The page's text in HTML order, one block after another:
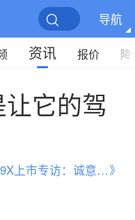
导航
资讯 报价 降
它的驾
上汽大众ID. ERA 9X上市专访：诚意价格下更想卷品质、卷体验》